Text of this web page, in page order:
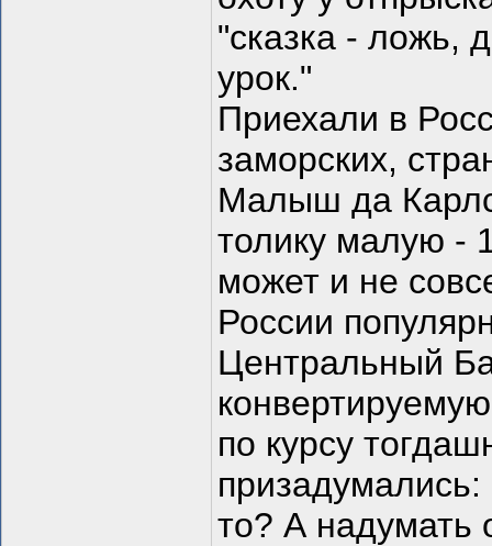
"сказка - ложь,
урок."
Приехали в
заморских,
Малыш да
толику малую -
может и не
России
Центральный
по курсу
то? А надумать